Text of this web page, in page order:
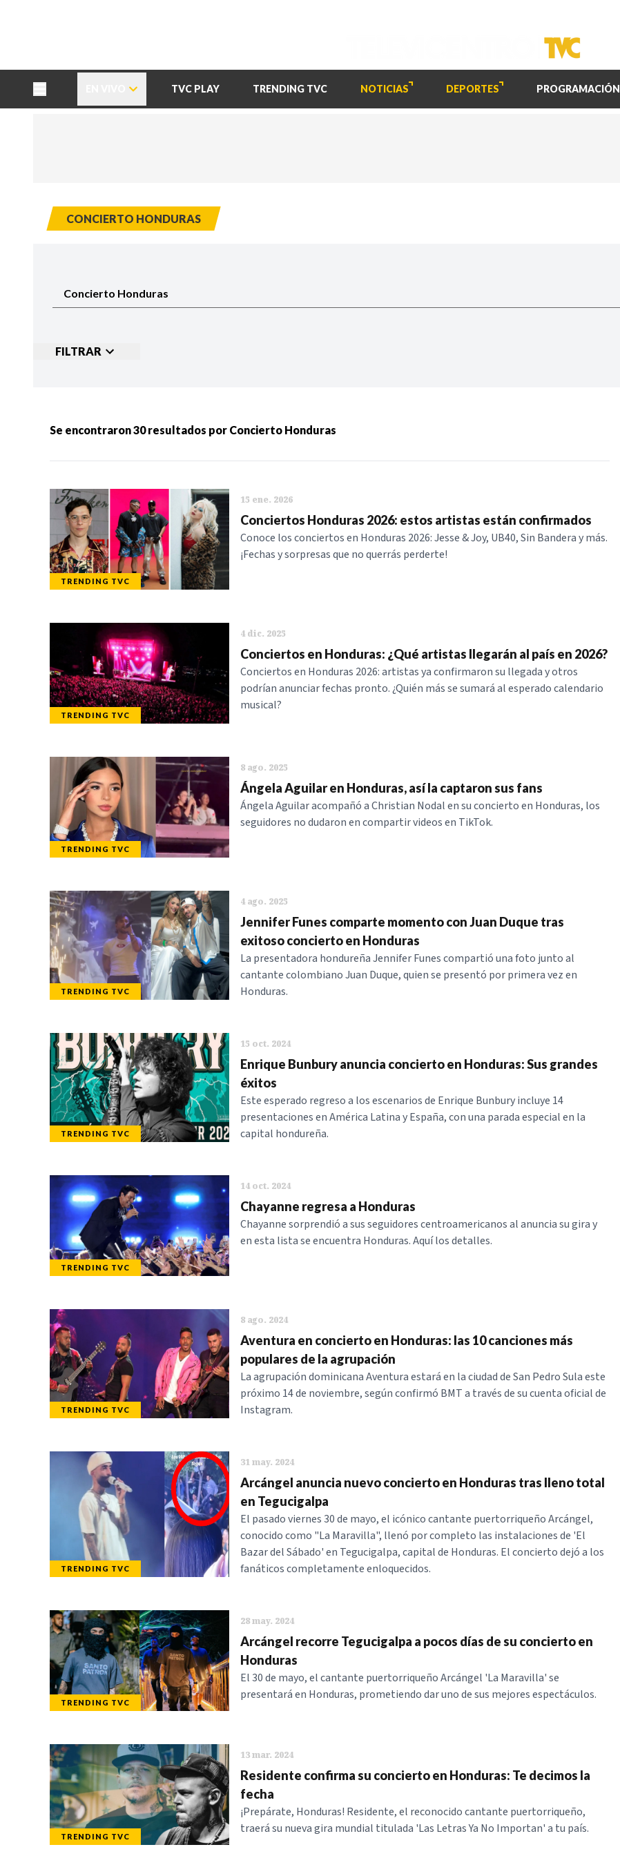
TVC PLAY TRENDING TVC NOTICIAS DEPORTES PROGRAMACIÓN
CONCIERTO HONDURAS
FILTRAR
Categorias: NOTICIAS SERIES
Se encontraron30 resultados por Concierto Honduras
TRENDING TVC
15 ene. 2026
Conciertos Honduras 2026: estos artistas están confirmados
Conoce los conciertos en Honduras 2026: Jesse & Joy, UB40, Sin Bandera y más.
¡Fechas y sorpresas que no querrás perderte!
TRENDING TVC
4 dic. 2025
Conciertos en Honduras: ¿Qué artistas llegarán al país en 2026?
Conciertos en Honduras 2026: artistas ya confirmaron su llegada y otros
podrían anunciar fechas pronto. ¿Quién más se sumará al esperado calendario
musical?
TRENDING TVC
8 ago. 2025
Ángela Aguilar en Honduras, así la captaron sus fans
Ángela Aguilar acompañó a Christian Nodal en su concierto en Honduras, los
seguidores no dudaron en compartir videos en TikTok.
TRENDING TVC
4 ago. 2025
Jennifer Funes comparte momento con Juan Duque tras
exitoso concierto en Honduras
La presentadora hondureña Jennifer Funes compartió una foto junto al
cantante colombiano Juan Duque, quien se presentó por primera vez en
Honduras.
TRENDING TVC
15 oct. 2024
Enrique Bunbury anuncia concierto en Honduras: Sus grandes
éxitos
Este esperado regreso a los escenarios de Enrique Bunbury incluye 14
presentaciones en América Latina y España, con una parada especial en la
capital hondureña.
TRENDING TVC
14 oct. 2024
Chayanne regresa a Honduras
Chayanne sorprendió a sus seguidores centroamericanos al anuncia su gira y
en esta lista se encuentra Honduras. Aquí los detalles.
TRENDING TVC
8 ago. 2024
Aventura en concierto en Honduras: las 10 canciones más
populares de la agrupación
La agrupación dominicana Aventura estará en la ciudad de San Pedro Sula este
próximo 14 de noviembre, según confirmó BMT a través de su cuenta oficial de
Instagram.
TRENDING TVC
31 may. 2024
Arcángel anuncia nuevo concierto en Honduras tras lleno total
en Tegucigalpa
El pasado viernes 30 de mayo, el icónico cantante puertorriqueño Arcángel,
conocido como "La Maravilla", llenó por completo las instalaciones de 'El
Bazar del Sábado' en Tegucigalpa, capital de Honduras. El concierto dejó a los
fanáticos completamente enloquecidos.
TRENDING TVC
28 may. 2024
Arcángel recorre Tegucigalpa a pocos días de su concierto en
Honduras
El 30 de mayo, el cantante puertorriqueño Arcángel 'La Maravilla' se
presentará en Honduras, prometiendo dar uno de sus mejores espectáculos.
TRENDING TVC
13 mar. 2024
Residente confirma su concierto en Honduras: Te decimos la
fecha
¡Prepárate, Honduras! Residente, el reconocido cantante puertorriqueño,
traerá su nueva gira mundial titulada 'Las Letras Ya No Importan' a tu país.